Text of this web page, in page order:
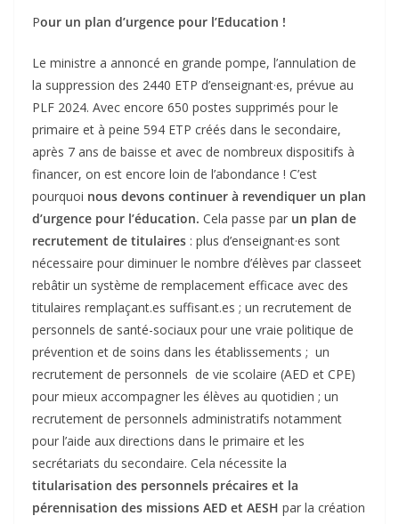
Pour un plan d’urgence pour l’Education !
Le ministre a annoncé en grande pompe, l’annulation de
la suppression des 2440 ETP d’enseignant·es, prévue au
PLF 2024. Avec encore 650 postes supprimés pour le
primaire et à peine 594 ETP créés dans le secondaire,
après 7 ans de baisse et avec de nombreux dispositifs à
financer, on est encore loin de l’abondance ! C’est
pourquoi nous devons continuer à revendiquer un plan
d’urgence pour l’éducation. Cela passe par un plan de
recrutement de titulaires : plus d’enseignant·es sont
nécessaire pour diminuer le nombre d’élèves par classeet
rebâtir un système de remplacement efficace avec des
titulaires remplaçant.es suffisant.es ; un recrutement de
personnels de santé-sociaux pour une vraie politique de
prévention et de soins dans les établissements ; un
recrutement de personnels de vie scolaire (AED et CPE)
pour mieux accompagner les élèves au quotidien ; un
recrutement de personnels administratifs notamment
pour l’aide aux directions dans le primaire et les
secrétariats du secondaire. Cela nécessite la
titularisation des personnels précaires et la
pérennisation des missions AED et AESH par la création